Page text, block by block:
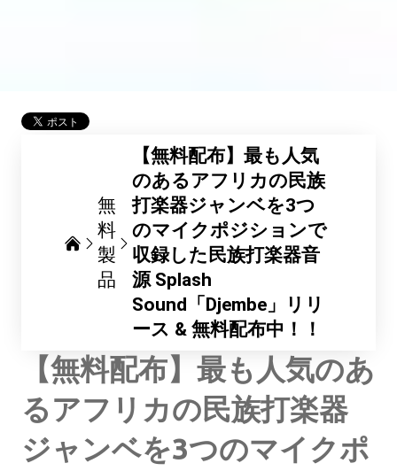
無
料
製
品
【無料配布】最も人気
のあるアフリカの民族
打楽器ジャンベを3つ
のマイクポジションで
収録した民族打楽器音
源 Splash
Sound「Djembe」リリ
ース & 無料配布中！！
【無料配布】最も人気のあ
るアフリカの民族打楽器
ジャンベを3つのマイクポ